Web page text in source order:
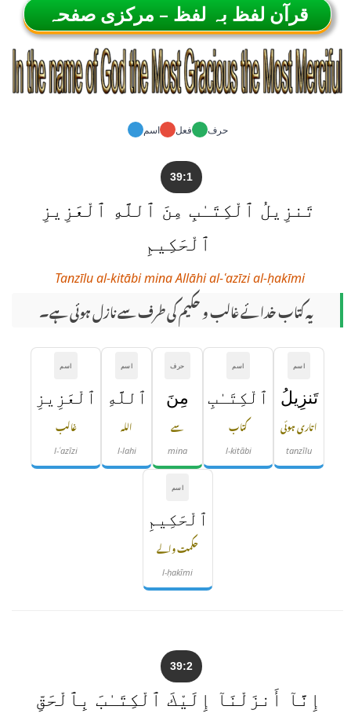
قرآن لفظ بہ لفظ – مرکزی صفحہ
اسم فعل حرف
39:1
تَنزِيلُ ٱلْكِتَـٰبِ مِنَ ٱللَّهِ ٱلْعَزِيزِ
ٱلْحَكِيمِ
Tanzīlu al-kitābi mina Allāhi al-ʿazīzi al-ḥakīmi
یہ کتاب خدائے غالب و حکیم کی طرف سے نازل ہوئی ہے۔
اسم
تَنزِيلُ
اتاری ہوئی
tanzīlu
اسم
ٱلْكِتَـٰبِ
کتاب
l-kitābi
حرف
مِنَ
سے
mina
اسم
ٱللَّهِ
اللہ
l-lahi
اسم
ٱلْعَزِيزِ
غالب
l-ʿazīzi
اسم
ٱلْحَكِيمِ
حکمت والے
l-ḥakīmi
39:2
إِنَّآ أَنزَلْنَآ إِلَيْكَ ٱلْكِتَـٰبَ بِٱلْحَقِّ